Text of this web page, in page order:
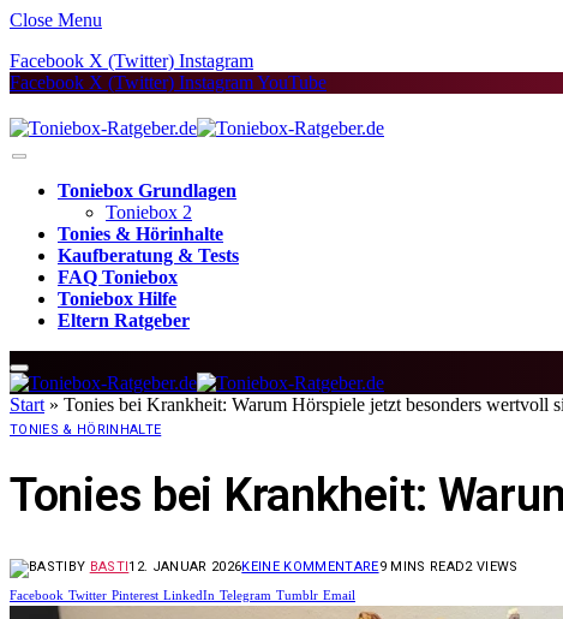
Close Menu
Facebook X (Twitter) Instagram
Facebook X (Twitter) InstagramYouTube
Toniebox Grundlagen
Toniebox 2
Tonies & Hörinhalte
Kaufberatung & Tests
FAQ Toniebox
Toniebox Hilfe
Eltern Ratgeber
Start » Tonies bei Krankheit: Warum Hörspiele jetzt besonders wertvoll
TONIES & HÖRINHALTE
Tonies bei Krankheit:
BY BASTI12. JANUAR 2026KEINE KOMMENTARE9 MINS READ2 VIEWS
Facebook Twitter Pinterest LinkedIn Telegram Tumblr Email